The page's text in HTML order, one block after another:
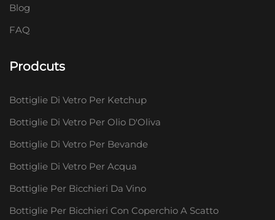
Blog
FAQ
Prodcuts
Bottiglie Di Vetro Per Ketchup
Bottiglie Di Vetro Per Olio D'Oliva
Bottiglie Di Vetro Per Bevande
Bottiglie Di Vetro Per Acqua
Bottiglie Per Bicchieri Da Vino
Bottiglie Per Bicchieri Con Coperchio A Scatto